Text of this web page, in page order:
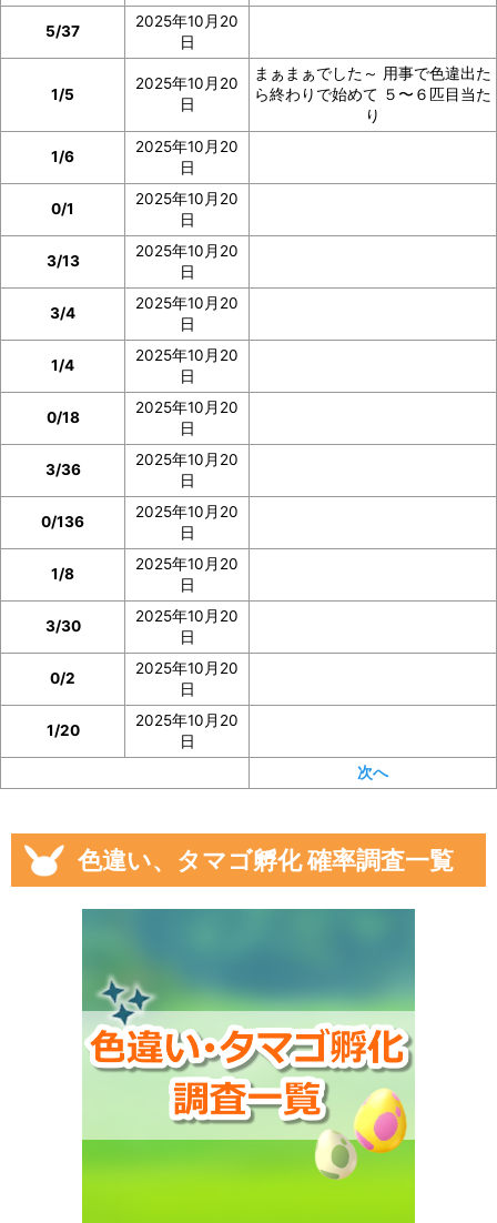
5/37
2025年10月20
日
1/5
2025年10月20
日
まぁまぁでした～ 用事で色違出た
ら終わりで始めて ５〜６匹目当た
り
1/6
2025年10月20
日
0/1
2025年10月20
日
3/13
2025年10月20
日
3/4
2025年10月20
日
1/4
2025年10月20
日
0/18
2025年10月20
日
3/36
2025年10月20
日
0/136
2025年10月20
日
1/8
2025年10月20
日
3/30
2025年10月20
日
0/2
2025年10月20
日
1/20
2025年10月20
日
次へ
色違い、タマゴ孵化 確率調査一覧